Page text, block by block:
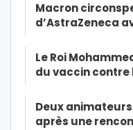
Macron
d’AstraZeneca
Le Roi
du vaccin contre
Deux
après une